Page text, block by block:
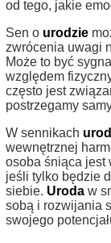
od tego, jakie
Sen o urodzie
zwrócenia uwagi
Może to być
względem
często jest
postrzegamy
W sennikach
wewnętrznej
osoba śniąca jest
jeśli tylko będzie
siebie. Uroda w
sobą i rozwijania
swojego